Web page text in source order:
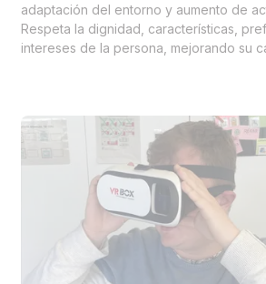
adaptación del entorno y aumento de
Respeta la dignidad, características,
intereses de la persona, mejorando su